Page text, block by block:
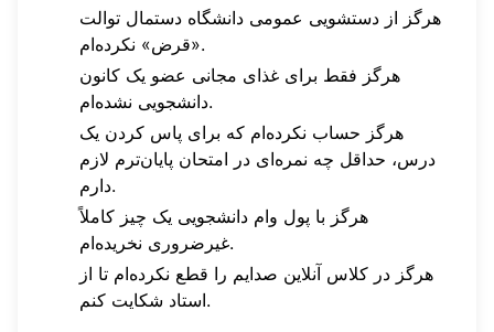
هرگز از دستشویی عمومی دانشگاه دستمال توالت
«قرض» نکرده‌ام.
هرگز فقط برای غذای مجانی عضو یک کانون
دانشجویی نشده‌ام.
هرگز حساب نکرده‌ام که برای پاس کردن یک
درس، حداقل چه نمره‌ای در امتحان پایان‌ترم لازم
دارم.
هرگز با پول وام دانشجویی یک چیز کاملاً
غیرضروری نخریده‌ام.
هرگز در کلاس آنلاین صدایم را قطع نکرده‌ام تا از
استاد شکایت کنم.